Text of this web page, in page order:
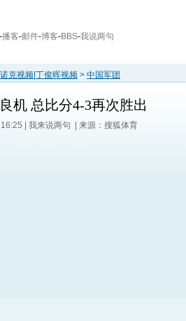
-播客-邮件-博客-BBS-我说两句
克视频|丁俊晖视频 > 中国军团
机 总比分4-3再次胜出
| 我来说两句
| 来源：搜狐体育